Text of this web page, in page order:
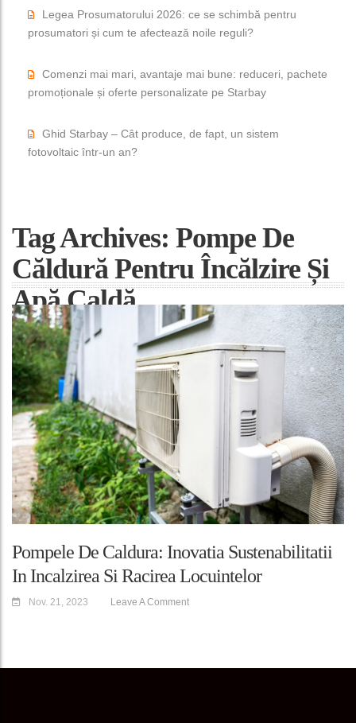
Legea Prosumatorului 2026: ce se schimbă pentru
prosumatori și cum te afectează noile reguli?
Comenzi mai mari, avantaje mai bune: reduceri, pachete
promoționale și oferte personalizate pe Starbay
Ghid Starbay – Cât produce, de fapt, un sistem
fotovoltaic într-un an?
Tag Archives: Pompe De
Căldură Pentru Încălzire Și
Apă Caldă
Pompele De Caldura: Inovatia Sustenabilitatii
In Incalzirea Si Racirea Locuintelor
Nov. 21, 2023 Leave A Comment